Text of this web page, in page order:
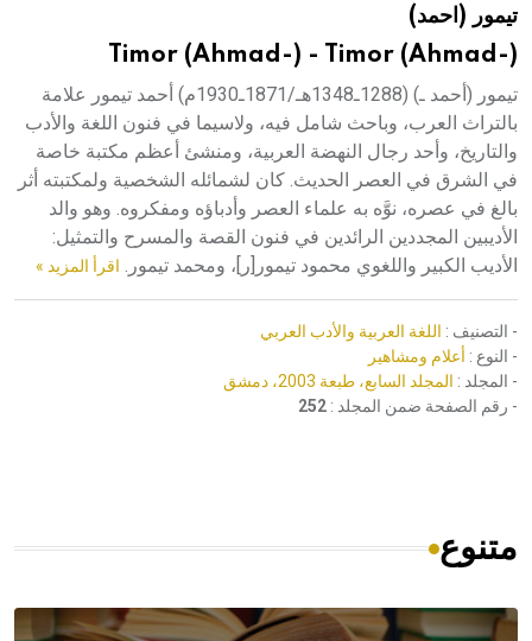
هيئة الموسوعة العربية تطلق موسوعات جديدة في عام 2026تيمور (احمد)
Timor (Ahmad-) - Timor (Ahmad-)
تيمور (أحمد ـ) (1288ـ1348هـ/1871ـ1930م) أحمد تيمور علامة
بالتراث العرب، وباحث شامل فيه، ولاسيما في فنون اللغة والأدب
والتاريخ، وأحد رجال النهضة العربية، ومنشئ أعظم مكتبة خاصة
في الشرق في العصر الحديث. كان لشمائله الشخصية ولمكتبته أثر
بالغ في عصره، نوَّه به علماء العصر وأدباؤه ومفكروه. وهو والد
الأديبين المجددين الرائدين في فنون القصة والمسرح والتمثيل:
الأديب الكبير واللغوي محمود تيمور[ر]، ومحمد تيمور. اقرأ المزيد »
- التصنيف : اللغة العربية والأدب العربي
- النوع : أعلام ومشاهير
- المجلد : المجلد السابع، طبعة 2003، دمشق
- رقم الصفحة ضمن المجلد : 252
متنوع